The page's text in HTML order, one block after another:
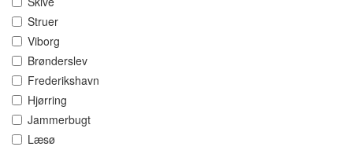
Struer
Viborg
Brønderslev
Frederikshavn
Hjørring
Jammerbugt
Læsø